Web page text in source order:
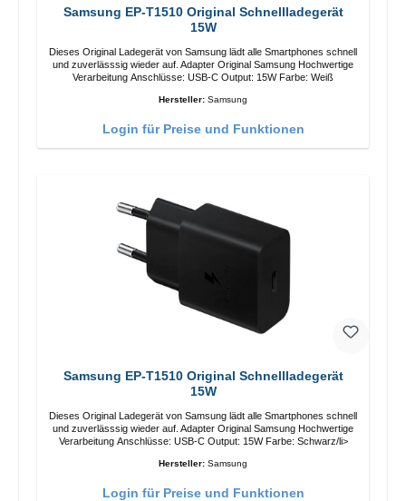
Samsung EP-T1510 Original Schnellladegerät
15W
Dieses Original Ladegerät von Samsung lädt alle Smartphones schnell
und zuverlässsig wieder auf. Adapter Original Samsung Hochwertige
Verarbeitung Anschlüsse: USB-C Output: 15W Farbe: Weiß
Hersteller: Samsung
Login für Preise und Funktionen
Samsung EP-T1510 Original Schnellladegerät
15W
Dieses Original Ladegerät von Samsung lädt alle Smartphones schnell
und zuverlässsig wieder auf. Adapter Original Samsung Hochwertige
Verarbeitung Anschlüsse: USB-C Output: 15W Farbe: Schwarz/li>
Hersteller: Samsung
Login für Preise und Funktionen